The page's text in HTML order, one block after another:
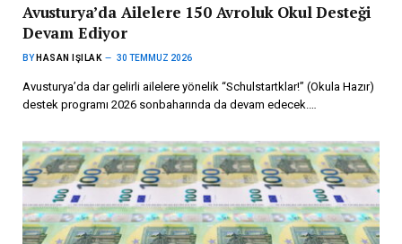
Avusturya’da Ailelere 150 Avroluk Okul Desteği
Devam Ediyor
BY HASAN IŞILAK 30 TEMMUZ 2026
Avusturya’da dar gelirli ailelere yönelik “Schulstartklar!” (Okula Hazır)
destek programı 2026 sonbaharında da devam edecek.…